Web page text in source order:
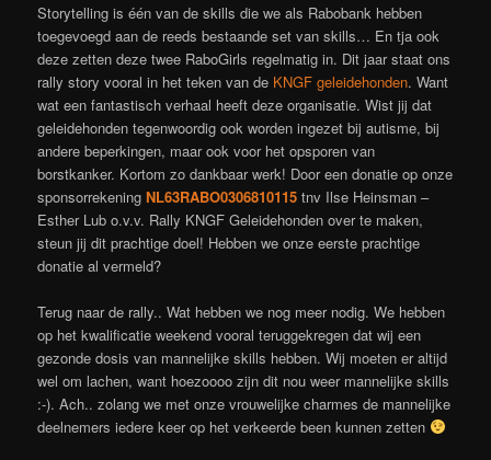
Storytelling is één van de skills die we als Rabobank hebben
toegevoegd aan de reeds bestaande set van skills… En tja ook
deze zetten deze twee RaboGirls regelmatig in. Dit jaar staat ons
rally story vooral in het teken van de KNGF geleidehonden. Want
wat een fantastisch verhaal heeft deze organisatie. Wist jij dat
geleidehonden tegenwoordig ook worden ingezet bij autisme, bij
andere beperkingen, maar ook voor het opsporen van
borstkanker. Kortom zo dankbaar werk! Door een donatie op onze
sponsorrekeningNL63RABO0306810115 tnv Ilse Heinsman –
Esther Lub o.v.v. Rally KNGF Geleidehonden over te maken,
steun jij dit prachtige doel! Hebben we onze eerste prachtige
donatie al vermeld?
Terug naar de rally.. Wat hebben we nog meer nodig. We hebben
op het kwalificatie weekend vooral teruggekregen dat wij een
gezonde dosis van mannelijke skills hebben. Wij moeten er altijd
wel om lachen, want hoezoooo zijn dit nou weer mannelijke skills
:-). Ach.. zolang we met onze vrouwelijke charmes de mannelijke
deelnemers iedere keer op het verkeerde been kunnen zetten